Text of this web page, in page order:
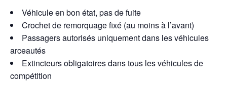
Véhicule en bon état, pas de fuite
Crochet de remorquage fixé (au moins à l’avant)
Passagers autorisés uniquement dans les véhicules
arceautés
Extincteurs obligatoires dans tous les véhicules de
compétition